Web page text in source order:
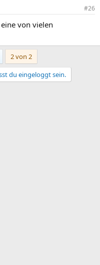
#26
von vielen
2 von 2
du eingeloggt sein.